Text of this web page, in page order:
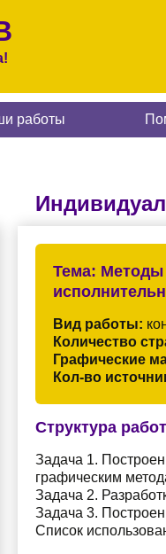
работы
Тема: Методы
Вид работы:
Количество
Графические
Кол-во
Структура
Задача 1.
графическим
Задача 2.
Задача 3.
Список